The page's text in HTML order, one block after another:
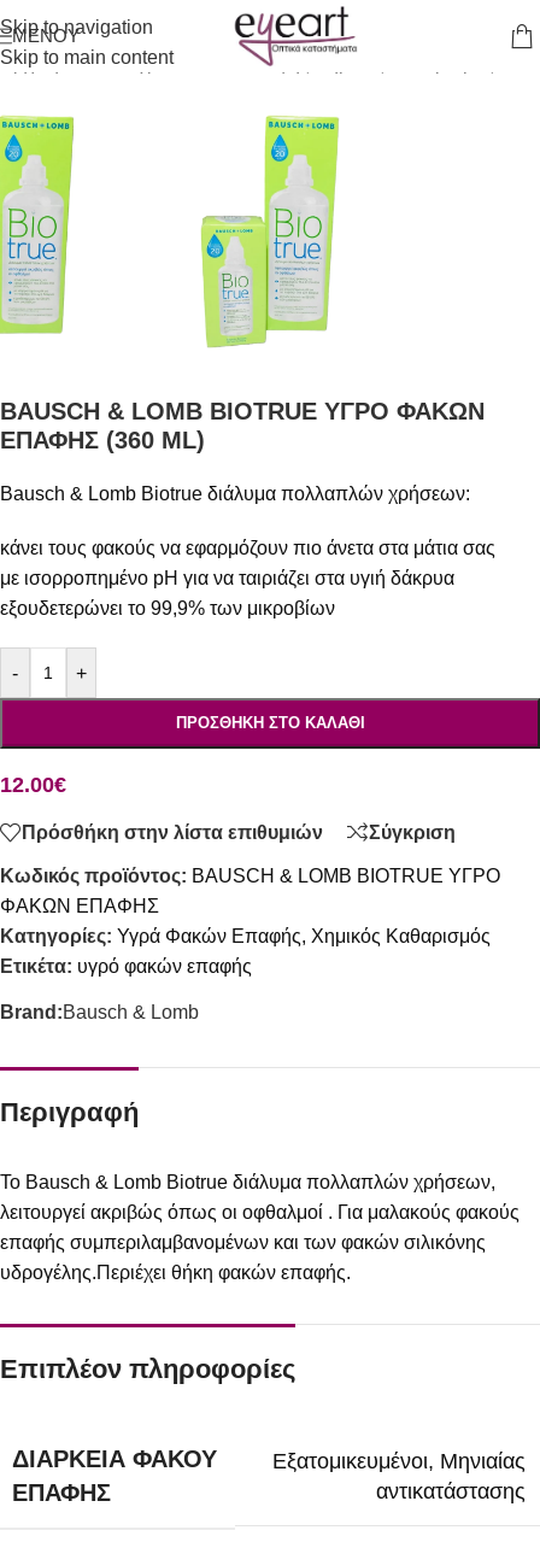
Skip to navigation
Skip to main content
ΜΕΝΟΎ
Αρχική σελίδα/Υγρά Φακών Επαφής
BAUSCH & LOMB BIOTRUE ΥΓΡΟ ΦΑΚΩΝ
ΕΠΑΦΗΣ (360 ML)
Bausch & Lomb Biotrue διάλυμα πολλαπλών χρήσεων:
κάνει τους φακούς να εφαρμόζουν πιο άνετα στα μάτια σας
με ισορροπημένο pH για να ταιριάζει στα υγιή δάκρυα
εξουδετερώνει το 99,9% των μικροβίων
- +
ΠΡΟΣΘΉΚΗ ΣΤΟ ΚΑΛΆΘΙ
12.00€
Κωδικός προϊόντος: BAUSCH & LOMB BIOTRUE ΥΓΡΟ
ΦΑΚΩΝ ΕΠΑΦΗΣ
Κατηγορίες: Υγρά Φακών Επαφής, Χημικός Καθαρισμός
Ετικέτα: υγρό φακών επαφής
Brand:Bausch & Lomb
Πρόσθήκη στην λίστα επιθυμιών Σύγκριση
Περιγραφή
To Bausch & Lomb Biotrue διάλυμα πολλαπλών χρήσεων,
λειτουργεί ακριβώς όπως οι οφθαλμοί . Για μαλακούς φακούς
επαφής συμπεριλαμβανομένων και των φακών σιλικόνης
υδρογέλης.Περιέχει θήκη φακών επαφής.
Επιπλέον πληροφορίες
ΔΙΆΡΚΕΙΑ ΦΑΚΟΎ
ΕΠΑΦΉΣ
Εξατομικευμένοι, Μηνιαίας
αντικατάστασης